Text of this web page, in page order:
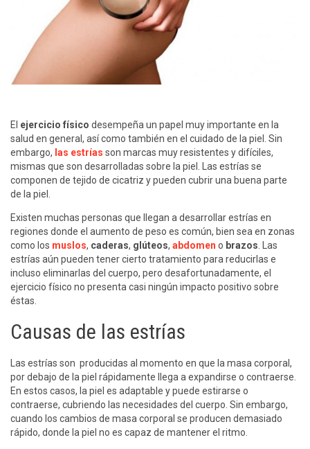
El ejercicio físico desempeña un papel muy importante en la
salud en general, así como también en el cuidado de la piel. Sin
embargo, las estrías son marcas muy resistentes y difíciles,
mismas que son desarrolladas sobre la piel. Las estrías se
componen de tejido de cicatriz y pueden cubrir una buena parte
de la piel.
Existen muchas personas que llegan a desarrollar estrías en
regiones donde el aumento de peso es común, bien sea en zonas
como los muslos, caderas, glúteos, abdomen o brazos . Las
estrías aún pueden tener cierto tratamiento para reducirlas e
incluso eliminarlas del cuerpo, pero desafortunadamente, el
ejercicio físico no presenta casi ningún impacto positivo sobre
éstas.
Causas de las estrías
Las estrías son producidas al momento en que la masa corporal,
por debajo de la piel rápidamente llega a expandirse o contraerse.
En estos casos, la piel es adaptable y puede estirarse o
contraerse, cubriendo las necesidades del cuerpo. Sin embargo,
cuando los cambios de masa corporal se producen demasiado
rápido, donde la piel no es capaz de mantener el ritmo.